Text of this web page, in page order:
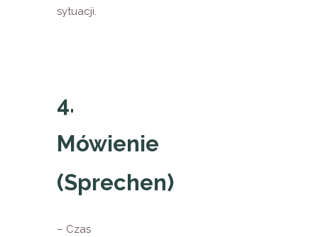
sytuacji.
4.
Mówienie
(Sprechen)
– Czas